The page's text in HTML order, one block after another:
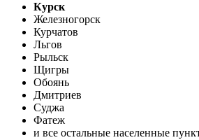
Курск
Железногорск
Курчатов
Льгов
Рыльск
Щигры
Обоянь
Дмитриев
Суджа
Фатеж
и все остальные населенные